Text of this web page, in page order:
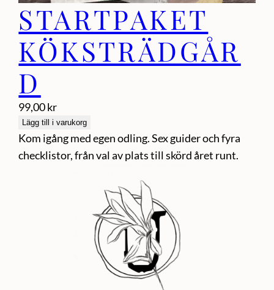
STARTPAKET
KÖKSTRÄDGÅR
D
99,00kr
Lägg till i varukorg
Kom igång med egen odling. Sex guider och fyra
checklistor, från val av plats till skörd året runt.